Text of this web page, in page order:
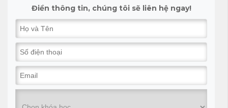
Điền thông tin, chúng tôi sẽ liên hệ ngay!